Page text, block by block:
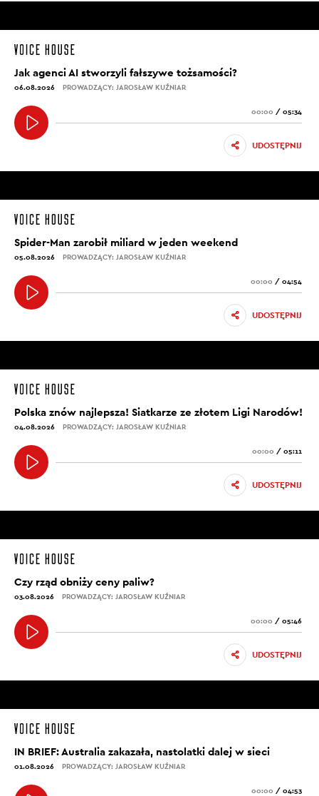
Jak agenci AI stworzyli fałszywe tożsamości?
06.08.2026 PROWADZĄCY: JAROSŁAW KUŹNIAR
00:00 / 05:34
UDOSTĘPNIJ
Spider-Man zarobił miliard w jeden weekend
05.08.2026 PROWADZĄCY: JAROSŁAW KUŹNIAR
00:00 / 04:54
UDOSTĘPNIJ
Polska znów najlepsza! Siatkarze ze złotem Ligi Narodów!
04.08.2026 PROWADZĄCY: JAROSŁAW KUŹNIAR
00:00 / 05:11
UDOSTĘPNIJ
Czy rząd obniży ceny paliw?
03.08.2026 PROWADZĄCY: JAROSŁAW KUŹNIAR
00:00 / 05:46
UDOSTĘPNIJ
IN BRIEF: Australia zakazała, nastolatki dalej w sieci
01.08.2026 PROWADZĄCY: JAROSŁAW KUŹNIAR
00:00 / 04:53